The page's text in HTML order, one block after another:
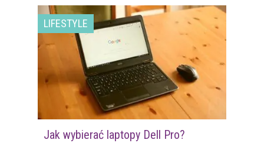
LIFESTYLE
Jak wybierać laptopy Dell Pro?